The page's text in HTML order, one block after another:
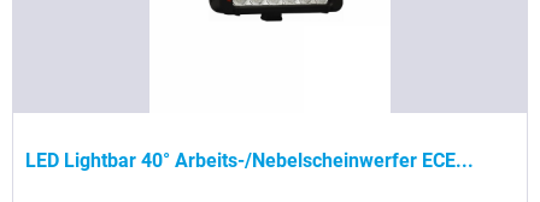
LED Lightbar 40° Arbeits-/Nebelscheinwerfer ECE...